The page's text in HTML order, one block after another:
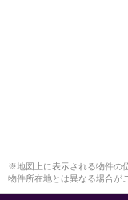
※地図上に表示される物件の
物件所在地とは異なる場合が